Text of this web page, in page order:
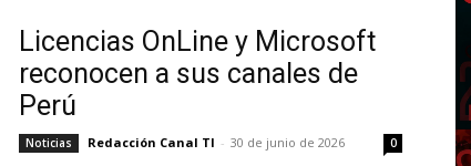
Licencias OnLine y Microsoft
reconocen a sus canales de
Perú
Noticias Redacción Canal TI - 30 de junio de 2026 0